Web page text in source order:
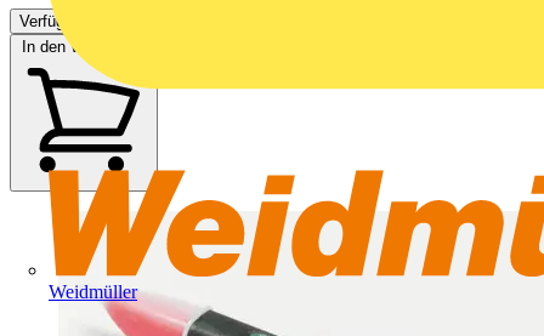
Weidmüller
Verfügbar: 3 Händler
In den Warenkorb